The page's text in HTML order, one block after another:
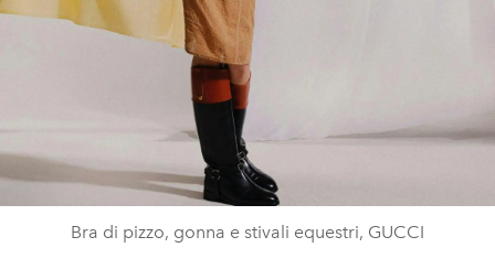
Bra di pizzo, gonna e stivali equestri, GUCCI